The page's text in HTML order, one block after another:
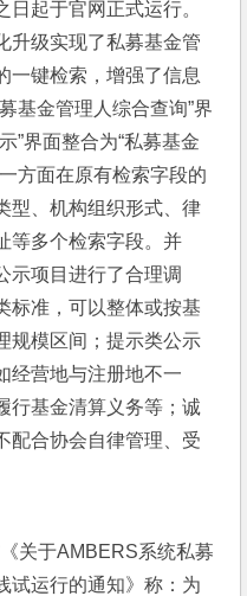
起于官网正式运行。
升级实现了私募基金管
一键检索，增强了信息
基金管理人综合查询”界
”界面整合为“私募基金
方面在原有检索字段的
型、机构组织形式、律
等多个检索字段。并
示项目进行了合理调
标准，可以整体或按基
规模区间；提示类公示
经营地与注册地不一
行基金清算义务等；诚
配合协会自律管理、受
关于AMBERS系统私募
试运行的通知》称：为